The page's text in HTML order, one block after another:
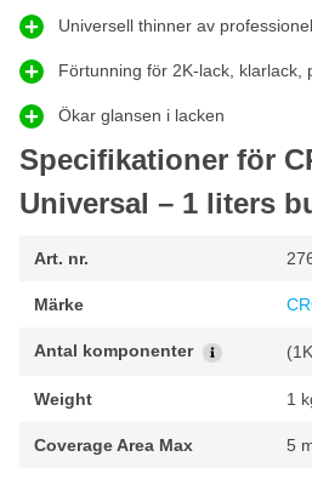
Genom att använda detta
eller 2K-
produkten jämnt och professionellt
Egenskaper CROP
Universell förtunningsmedel för
Kan även användas som thinner
Mängden förtunning beror på
Hållbarhet: 1 år
Universell thinner av
Förtunning för 2K-lack, klarlack,
Ökar glansen i lacken
Specifikationer för
Universal – 1 liters
Art. nr.
Märke
Antal komponenter
Weight 1
Coverage Area Max 5